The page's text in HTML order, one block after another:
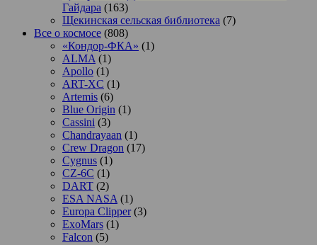
Гайдара (163)
Щекинская сельская библиотека (7)
Все о космосе (808)
«Кондор-ФКА» (1)
ALMA (1)
Apollo (1)
ART-XC (1)
Artemis (6)
Blue Origin (1)
Cassini (3)
Chandrayaan (1)
Crew Dragon (17)
Cygnus (1)
CZ-6C (1)
DART (2)
ESA NASA (1)
Europa Clipper(3)
ExoMars (1)
Falcon (5)